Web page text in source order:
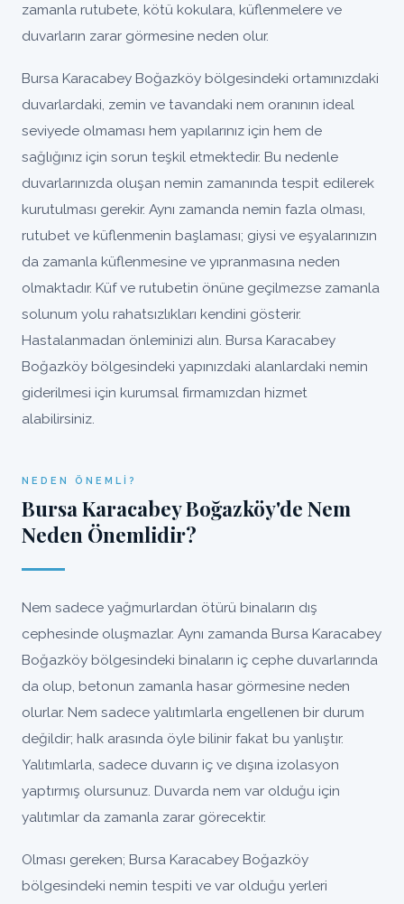
zamanla rutubete, kötü kokulara, küflenmelere ve
duvarların zarar görmesine neden olur.
Bursa Karacabey Boğazköy bölgesindeki ortamınızdaki
duvarlardaki, zemin ve tavandaki nem oranının ideal
seviyede olmaması hem yapılarınız için hem de
sağlığınız için sorun teşkil etmektedir. Bu nedenle
duvarlarınızda oluşan nemin zamanında tespit edilerek
kurutulması gerekir. Aynı zamanda nemin fazla olması,
rutubet ve küflenmenin başlaması; giysi ve eşyalarınızın
da zamanla küflenmesine ve yıpranmasına neden
olmaktadır. Küf ve rutubetin önüne geçilmezse zamanla
solunum yolu rahatsızlıkları kendini gösterir.
Hastalanmadan önleminizi alın. Bursa Karacabey
Boğazköy bölgesindeki yapınızdaki alanlardaki nemin
giderilmesi için kurumsal firmamızdan hizmet
alabilirsiniz.
NEDEN ÖNEMLI?
Bursa Karacabey Boğazköy'de Nem
Neden Önemlidir?
Nem sadece yağmurlardan ötürü binaların dış
cephesinde oluşmazlar. Aynı zamanda Bursa Karacabey
Boğazköy bölgesindeki binaların iç cephe duvarlarında
da olup, betonun zamanla hasar görmesine neden
olurlar. Nem sadece yalıtımlarla engellenen bir durum
değildir; halk arasında öyle bilinir fakat bu yanlıştır.
Yalıtımlarla, sadece duvarın iç ve dışına izolasyon
yaptırmış olursunuz. Duvarda nem var olduğu için
yalıtımlar da zamanla zarar görecektir.
Olması gereken; Bursa Karacabey Boğazköy
bölgesindeki nemin tespiti ve var olduğu yerleri